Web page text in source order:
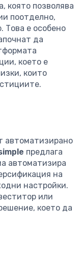
която позволява
поотделно,
Това е особено
да
което е
които
автоматизирано
предлага
автоматизира
на
настройки.
или
което да